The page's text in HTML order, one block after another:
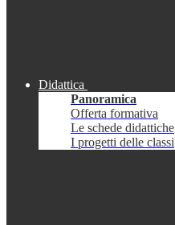
Didattica
Panoramica
Offerta formativa
Le schede didattiche
I progetti delle classi